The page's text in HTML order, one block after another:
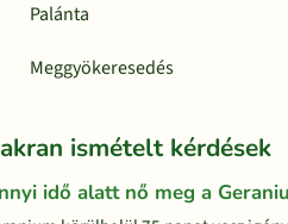
Palánta
Meggyökeresedés
ismételt kérdések
idő alatt nő meg a